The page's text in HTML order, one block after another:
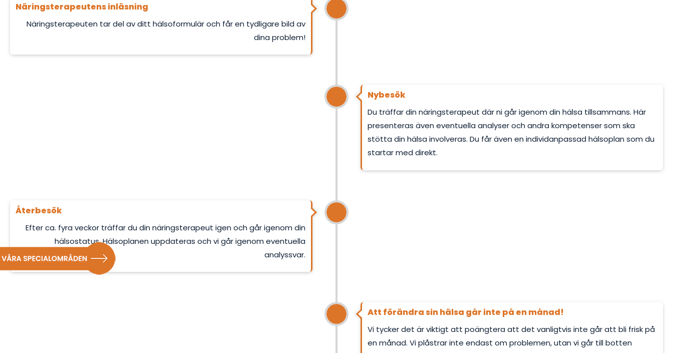
Näringsterapeutens inläsning
Näringsterapeuten tar del av ditt hälsoformulär och får en tydligare bild av
dina problem!
Nybesök
Du träffar din näringsterapeut där ni går igenom din hälsa tillsammans. Här
presenteras även eventuella analyser och andra kompetenser som ska
stötta din hälsa involveras. Du får även en individanpassad hälsoplan som du
startar med direkt.
Återbesök
Efter ca. fyra veckor träffar du din näringsterapeut igen och går igenom din
hälsostatus. Hälsoplanen uppdateras och vi går igenom eventuella
analyssvar.
Att förändra sin hälsa går inte på en månad!
Vi tycker det är viktigt att poängtera att det vanligtvis inte går att bli frisk på
en månad. Vi plåstrar inte endast om problemen, utan vi går till botten